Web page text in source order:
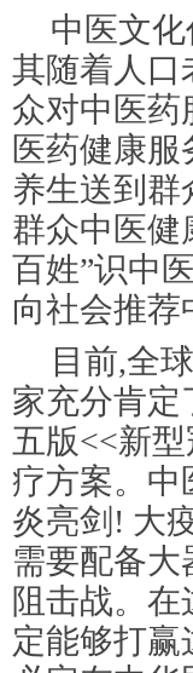
中医文
其随着人口
众对中医药
医药健康
养生送到群
群众中医健
百姓”识中
向社会推荐
目前,全
家充分肯定
五版<<新
疗方案。中
炎亮剑! 大
需要配备
阻击战。
定能够打